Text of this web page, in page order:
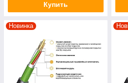
Купить
Новинка